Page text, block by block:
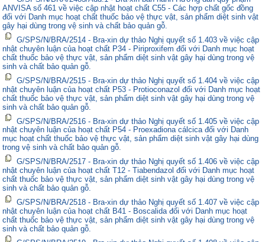
ANVISA số 461 về việc cập nhật hoạt chất C55 - Các hợp chất gốc đồng
đối với Danh mục hoạt chất thuốc bảo vệ thực vật, sản phẩm diệt sinh vật
gây hại dùng trong vệ sinh và chất bảo quản gỗ.
G/SPS/N/BRA/2514 - Bra-xin dự thảo Nghị quyết số 1.403 về việc cập
nhật chuyên luận của hoạt chất P34 - Piriproxifem đối với Danh mục hoạt
chất thuốc bảo vệ thực vật, sản phẩm diệt sinh vật gây hại dùng trong vệ
sinh và chất bảo quản gỗ.
G/SPS/N/BRA/2515 - Bra-xin dự thảo Nghị quyết số 1.404 về việc cập
nhật chuyên luận của hoạt chất P53 - Protioconazol đối với Danh mục hoạt
chất thuốc bảo vệ thực vật, sản phẩm diệt sinh vật gây hại dùng trong vệ
sinh và chất bảo quản gỗ.
G/SPS/N/BRA/2516 - Bra-xin dự thảo Nghị quyết số 1.405 về việc cập
nhật chuyên luận của hoạt chất P54 - Proexadiona cálcica đối với Danh
mục hoạt chất thuốc bảo vệ thực vật, sản phẩm diệt sinh vật gây hại dùng
trong vệ sinh và chất bảo quản gỗ.
G/SPS/N/BRA/2517 - Bra-xin dự thảo Nghị quyết số 1.406 về việc cập
nhật chuyên luận của hoạt chất T12 - Tiabendazol đối với Danh mục hoạt
chất thuốc bảo vệ thực vật, sản phẩm diệt sinh vật gây hại dùng trong vệ
sinh và chất bảo quản gỗ.
G/SPS/N/BRA/2518 - Bra-xin dự thảo Nghị quyết số 1.407 về việc cập
nhật chuyên luận của hoạt chất B41 - Boscalida đối với Danh mục hoạt
chất thuốc bảo vệ thực vật, sản phẩm diệt sinh vật gây hại dùng trong vệ
sinh và chất bảo quản gỗ.